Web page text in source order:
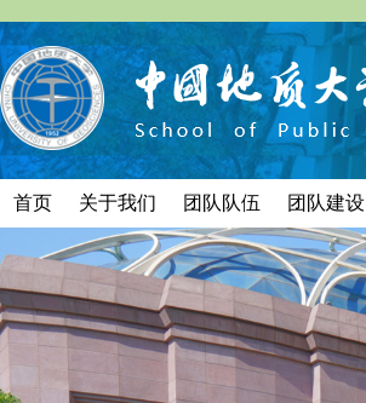
首页 关于我们 团队队伍 团队建设